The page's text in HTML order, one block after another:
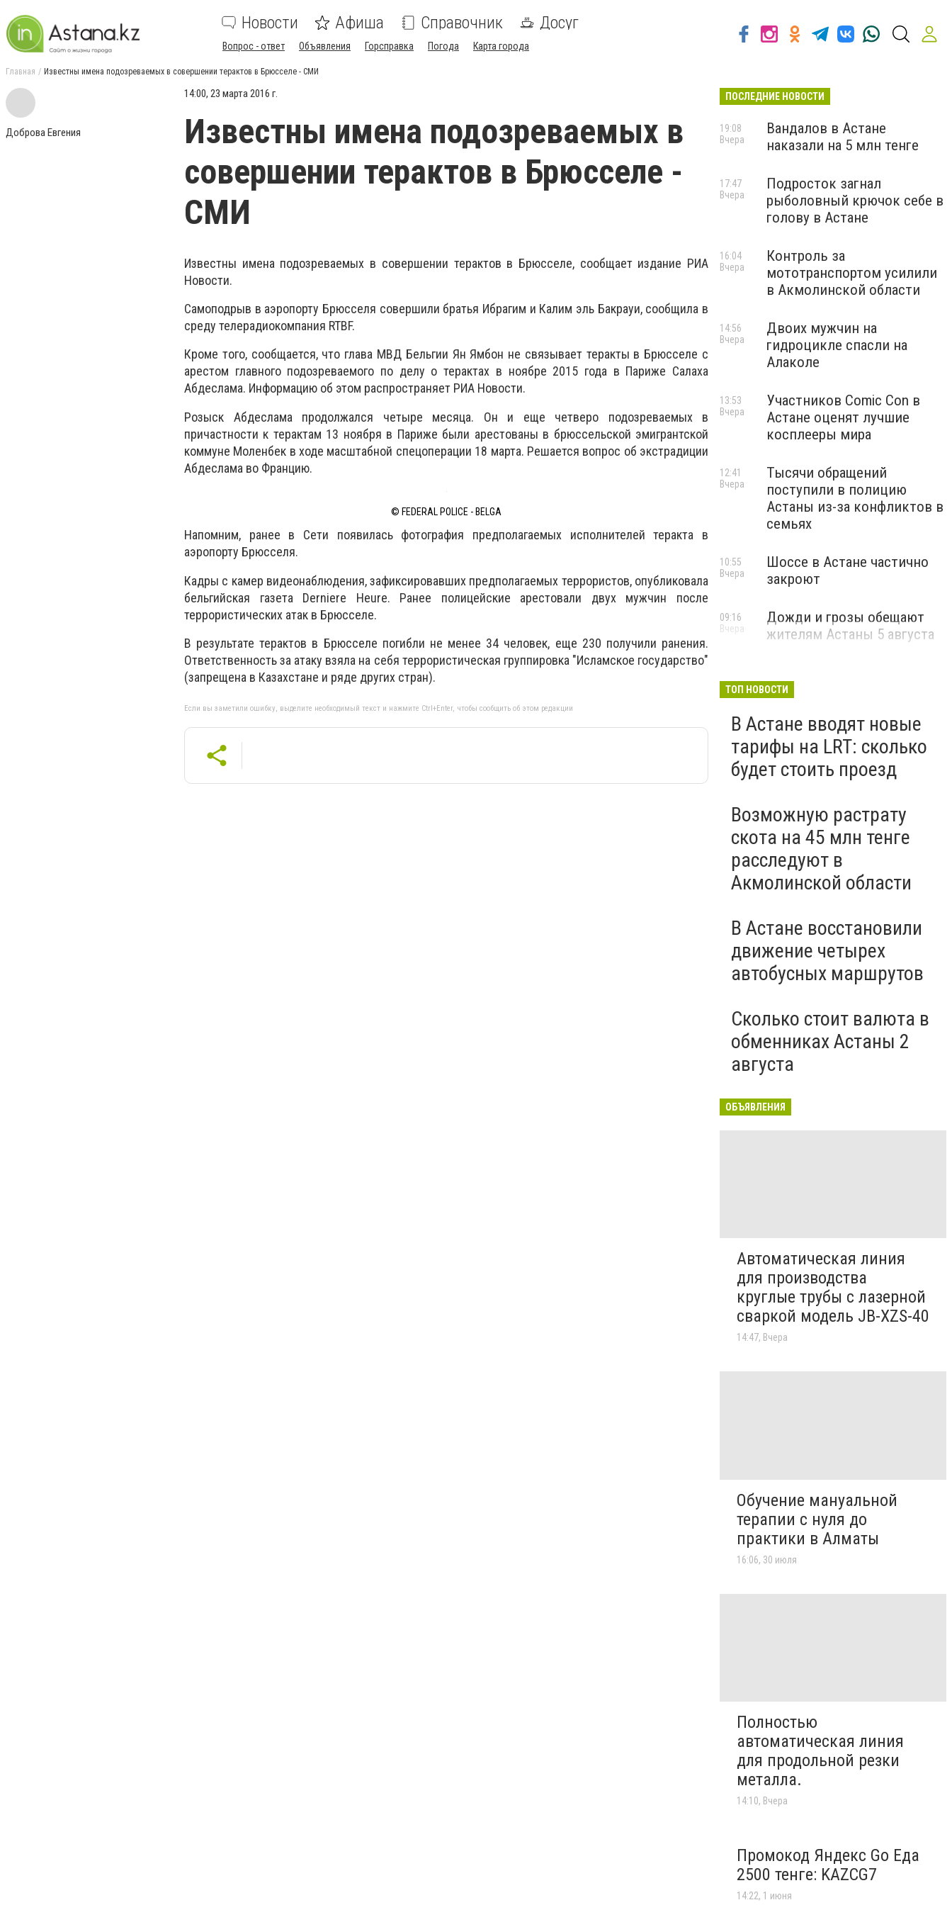
Новости Афиша Справочник Досуг
Вопрос - ответ Объявления Горсправка Погода Карта города
Главная Известны имена подозреваемых в совершении терактов в Брюсселе - СМИ
Доброва Евгения
14:00, 23 марта 2016 г.
Известны имена подозреваемых в
совершении терактов в Брюсселе -
СМИ
Известны имена подозреваемых в совершении терактов в Брюсселе, сообщает издание РИА
Новости.
Самоподрыв в аэропорту Брюсселя совершили братья Ибрагим и Калим эль Бакрауи, сообщила в
среду телерадиокомпания RTBF.
Кроме того, сообщается, что глава МВД Бельгии Ян Ямбон не связывает теракты в Брюсселе с
арестом главного подозреваемого по делу о терактах в ноябре 2015 года в Париже Салаха
Абдеслама. Информацию об этом распространяет РИА Новости.
Розыск Абдеслама продолжался четыре месяца. Он и еще четверо подозреваемых в
причастности к терактам 13 ноября в Париже были арестованы в брюссельской эмигрантской
коммуне Моленбек в ходе масштабной спецоперации 18 марта. Решается вопрос об экстрадиции
Абдеслама во Францию.
© FEDERAL POLICE - BELGA
Напомним, ранее в Сети появилась фотография предполагаемых исполнителей теракта в
аэропорту Брюсселя.
Кадры с камер видеонаблюдения, зафиксировавших предполагаемых террористов, опубликовала
бельгийская газета Derniere Heure. Ранее полицейские арестовали двух мужчин после
террористических атак в Брюсселе.
В результате терактов в Брюсселе погибли не менее 34 человек, еще 230 получили ранения.
Ответственность за атаку взяла на себя террористическая группировка "Исламское государство"
(запрещена в Казахстане и ряде других стран).
Если вы заметили ошибку, выделите необходимый текст и нажмите Ctrl+Enter, чтобы сообщить об этом редакции
ПОСЛЕДНИЕ НОВОСТИ
Вандалов в Астане
наказали на 5 млн тенге
19:08
Вчера
Подросток загнал
рыболовный крючок себе в
голову в Астане
17:47
Вчера
Контроль за
мототранспортом усилили
в Акмолинской области
16:04
Вчера
Двоих мужчин на
гидроцикле спасли на
Алаколе
14:56
Вчера
Участников Comic Con в
Астане оценят лучшие
косплееры мира
13:53
Вчера
Тысячи обращений
поступили в полицию
Астаны из-за конфликтов в
семьях
12:41
Вчера
Шоссе в Астане частично
закроют
10:55
Вчера
Дожди и грозы обещают
жителям Астаны 5 августа
09:16
Вчера
ТОП НОВОСТИ
В Астане вводят новые
тарифы на LRT: сколько
будет стоить проезд
Возможную растрату
скота на 45 млн тенге
расследуют в
Акмолинской области
В Астане восстановили
движение четырех
автобусных маршрутов
Сколько стоит валюта в
обменниках Астаны 2
августа
ОБЪЯВЛЕНИЯ
Автоматическая линия
для производства
круглые трубы с лазерной
сваркой модель JB-XZS-40
14:47, Вчера
Обучение мануальной
терапии с нуля до
практики в Алматы
16:06, 30 июля
Полностью
автоматическая линия
для продольной резки
металла.
14:10, Вчера
Промокод Яндекс Go Еда
2500 тенге: KAZCG7
14:22, 1 июня